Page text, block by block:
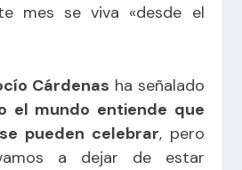
mes se viva «desde el
Cárdenas ha señalado
el mundo entiende que
pueden celebrar, pero
a dejar de estar